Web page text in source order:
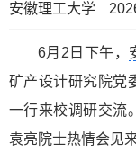
安徽理工大学
6月2日下午，
矿产设计研究院党
一行来校调研交流
袁亮院士热情会见